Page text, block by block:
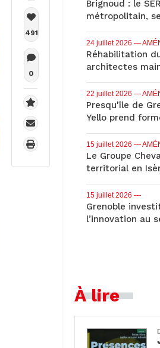
491
0
Brignoud : le
métropolitain,
24 juillet 2026 —
Réhabilitation
architectes
22 juillet 2026 —
Presqu'île de
Yello prend
15 juillet 2026 —
Le Groupe
territorial en
15 juillet 2026 —
Grenoble
l’innovation au
À lire